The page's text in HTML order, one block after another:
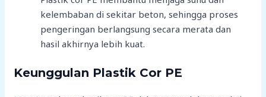
kelembaban di sekitar beton, sehingga proses
pengeringan berlangsung secara merata dan
hasil akhirnya lebih kuat.
Keunggulan Plastik Cor PE